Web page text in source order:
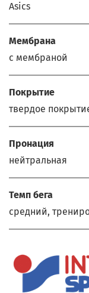
Asics
Мембрана
с мембраной
Покрытие
твердое
Пронация
нейтральная
Темп бега
средний,